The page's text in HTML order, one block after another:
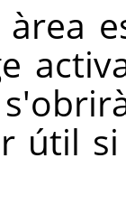
àrea
útil